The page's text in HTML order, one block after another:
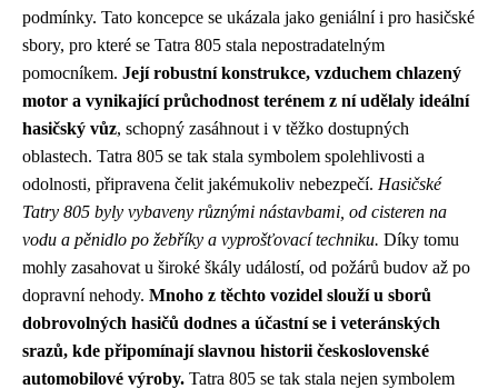
podmínky. Tato koncepce se ukázala jako geniální i pro hasičské
sbory, pro které se Tatra 805 stala nepostradatelným
pomocníkem. Její robustní konstrukce, vzduchem chlazený
motor a vynikající průchodnost terénem z ní udělaly ideální
hasičský vůz, schopný zasáhnout i v těžko dostupných
oblastech. Tatra 805 se tak stala symbolem spolehlivosti a
odolnosti, připravena čelit jakémukoliv nebezpečí. Hasičské
Tatry 805 byly vybaveny různými nástavbami, od cisteren na
vodu a pěnidlo po žebříky a vyprošťovací techniku. Díky tomu
mohly zasahovat u široké škály událostí, od požárů budov až po
dopravní nehody. Mnoho z těchto vozidel slouží u sborů
dobrovolných hasičů dodnes a účastní se i veteránských
srazů, kde připomínají slavnou historii československé
automobilové výroby. Tatra 805 se tak stala nejen symbolem